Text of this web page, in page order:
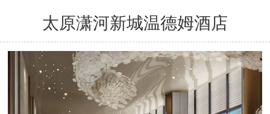
太原潇河新城温德姆酒店